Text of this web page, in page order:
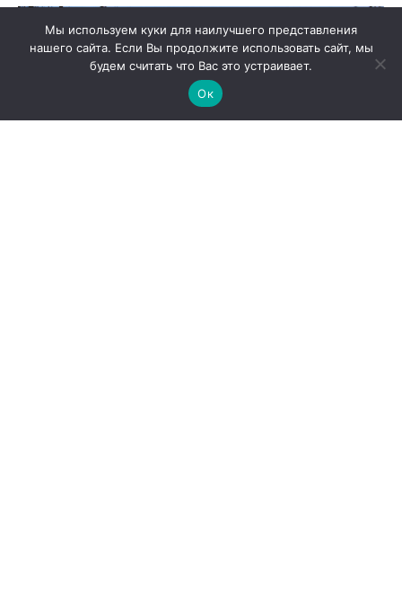
Мы используем куки для наилучшего представления
нашего сайта. Если Вы продолжите использовать сайт, мы
будем считать что Вас это устраивает.
Ок